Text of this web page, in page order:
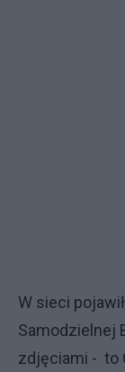
W sieci
Samodzielnej
zdjęciami - to